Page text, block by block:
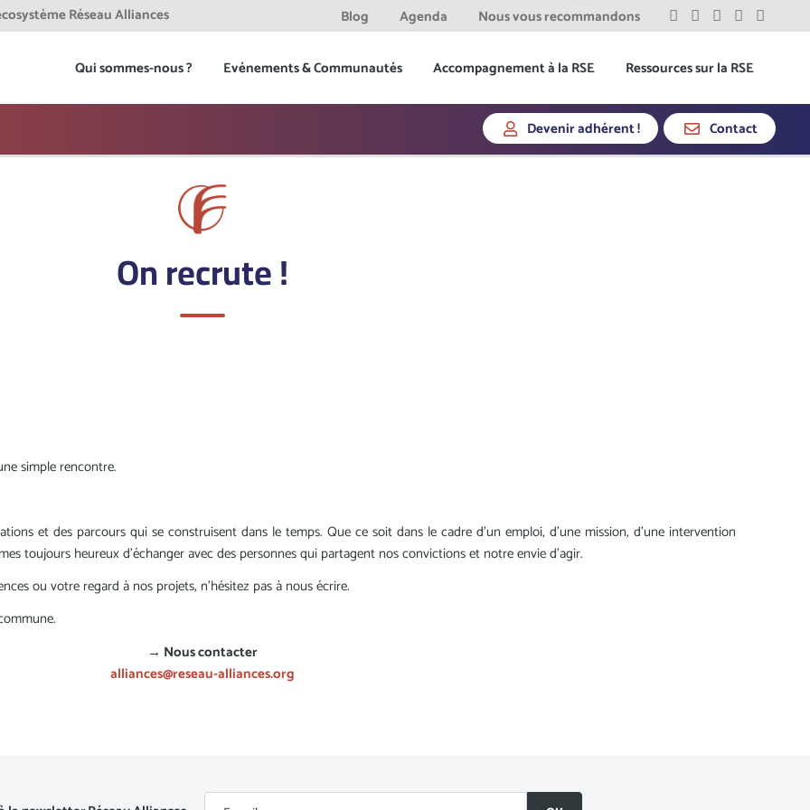
Réseau Alliances Blog Agenda Nous vous recommandons
Qui sommes-nous ? Evénements & Communautés Accompagnement à la RSE Ressources sur la RSE
Devenir adhérent ! Contact
On recrute !
simple rencontre.
et des parcours qui se construisent dans le temps. Que ce soit dans le cadre d'un emploi, d'une mission, d'une intervention
toujours heureux d'échanger avec des personnes qui partagent nos convictions et notre envie d'agir.
ou votre regard à nos projets, n'hésitez pas à nous écrire.
→ Nous contacter
alliances@reseau-alliances.org